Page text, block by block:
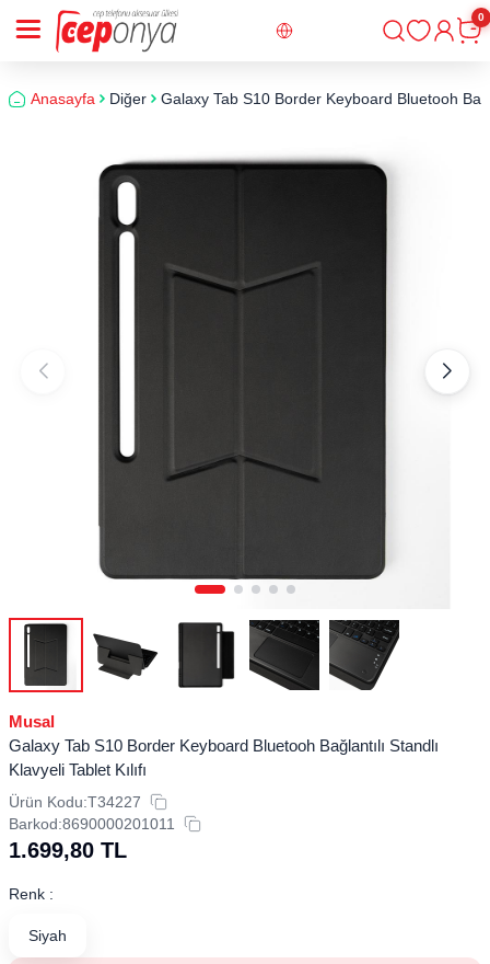
Giriş
0
Anasayfa Diğer Galaxy Tab S10 Border Keyboard Bluetooh
Musal
Galaxy Tab S10 Border Keyboard Bluetooh Bağlantılı Standlı
Klavyeli Tablet Kılıfı
Ürün Kodu:T34227
Barkod:8690000201011
1.699,80 TL
Renk :
Siyah